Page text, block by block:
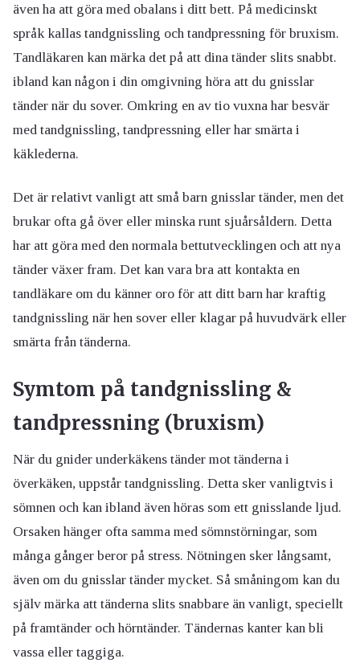
även ha att göra med obalans i ditt bett. På medicinskt
språk kallas tandgnissling och tandpressning för bruxism.
Tandläkaren kan märka det på att dina tänder slits snabbt.
ibland kan någon i din omgivning höra att du gnisslar
tänder när du sover. Omkring en av tio vuxna har besvär
med tandgnissling, tandpressning eller har smärta i
käklederna.
Det är relativt vanligt att små barn gnisslar tänder, men det
brukar ofta gå över eller minska runt sjuårsåldern. Detta
har att göra med den normala bettutvecklingen och att nya
tänder växer fram. Det kan vara bra att kontakta en
tandläkare om du känner oro för att ditt barn har kraftig
tandgnissling när hen sover eller klagar på huvudvärk eller
smärta från tänderna.
Symtom på tandgnissling &
tandpressning (bruxism)
När du gnider underkäkens tänder mot tänderna i
överkäken, uppstår tandgnissling. Detta sker vanligtvis i
sömnen och kan ibland även höras som ett gnisslande ljud.
Orsaken hänger ofta samma med sömnstörningar, som
många gånger beror på stress. Nötningen sker långsamt,
även om du gnisslar tänder mycket. Så småningom kan du
själv märka att tänderna slits snabbare än vanligt, speciellt
på framtänder och hörntänder. Tändernas kanter kan bli
vassa eller taggiga.